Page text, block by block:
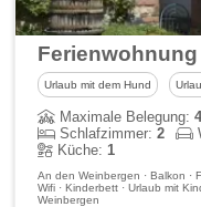
Urlaub mit dem Hund
Maximale Belegung:
Schlafzimmer:2
Küche:1
An den Weinbergen · Balkon ·
Wifi · Kinderbett · Urlaub mit
Weinbergen